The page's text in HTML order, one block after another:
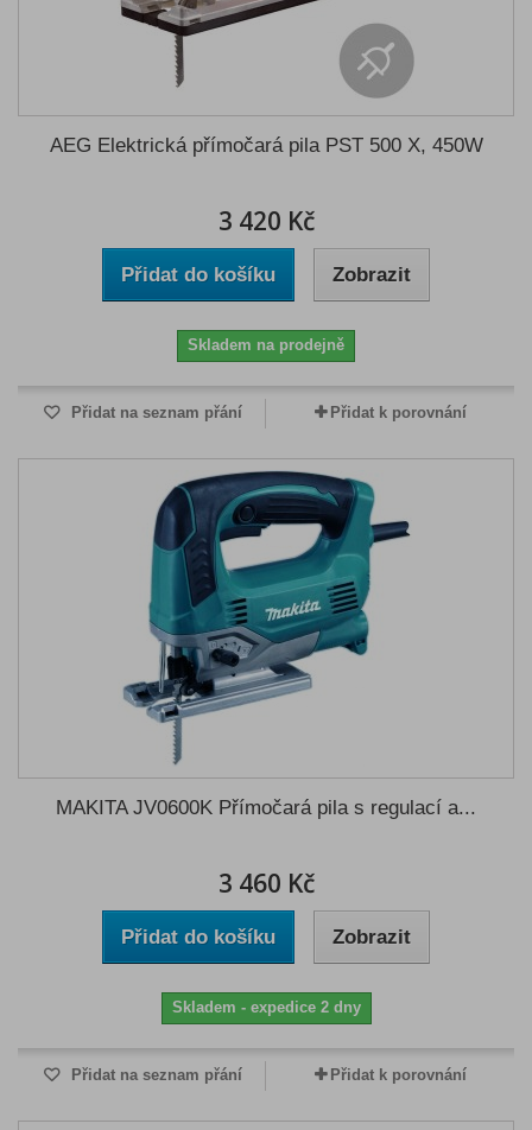
AEG Elektrická přímočará pila PST 500 X, 450W
3 420 Kč
Přidat do košíku Zobrazit
Skladem na prodejně
Přidat na seznam přání Přidat k porovnání
MAKITA JV0600K Přímočará pila s regulací a...
3 460 Kč
Přidat do košíku Zobrazit
Skladem - expedice 2 dny
Přidat na seznam přání Přidat k porovnání